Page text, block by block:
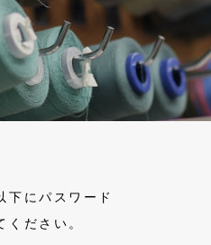
下にパスワード
ください。